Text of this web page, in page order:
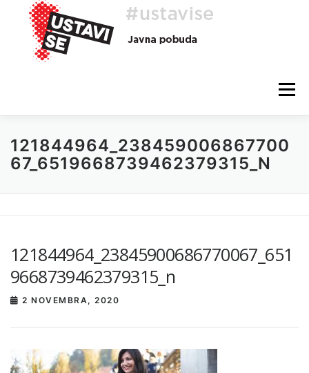
Preskoči
vsebino
Meni
O AKCIJI HEJ, TI, #USTAVISE BLOG POMOČ
121844964_238459006867700
67_6519668739462379315_N
121844964_23845900686770067_651
9668739462379315_n
2 NOVEMBRA, 2020